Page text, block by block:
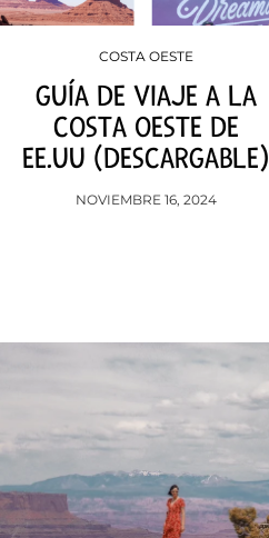
COSTA OESTE
GUÍA DE VIAJE A LA
COSTA OESTE DE
EE.UU (DESCARGABLE)
NOVIEMBRE 16, 2024